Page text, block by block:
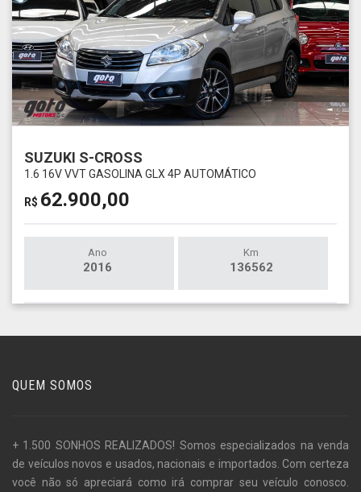
SUZUKI S-CROSS
1.6 16V VVT GASOLINA GLX 4P AUTOMÁTICO
R$ 62.900,00
Ano
2016
Km
136562
QUEM SOMOS
+ 1.500 SONHOS REALIZADOS! Somos especializados na venda
de veículos novos e usados, nacionais e importados. Com certeza
você não só apreciará como irá comprar seu veículo conosco.